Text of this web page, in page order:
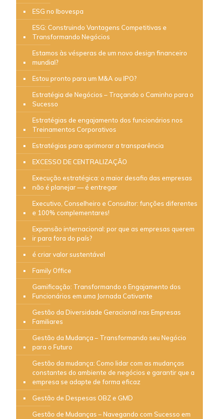
ESG no Ibovespa
ESG: Construindo Vantagens Competitivas e
Transformando Negócios
Estamos às vésperas de um novo design financeiro
mundial?
Estou pronto para um M&A ou IPO?
Estratégia de Negócios – Traçando o Caminho para o
Sucesso
Estratégias de engajamento dos funcionários nos
Treinamentos Corporativos
Estratégias para aprimorar a transparência
EXCESSO DE CENTRALIZAÇÃO
Execução estratégica: o maior desafio das empresas
não é planejar — é entregar
Executivo, Conselheiro e Consultor: funções diferentes
e 100% complementares!
Expansão internacional: por que as empresas querem
ir para fora do país?
é criar valor sustentável
Family Office
Gamificação: Transformando o Engajamento dos
Funcionários em uma Jornada Cativante
Gestão da Diversidade Geracional nas Empresas
Familiares
Gestão da Mudança – Transformando seu Negócio
para o Futuro
Gestão da mudança: Como lidar com as mudanças
constantes do ambiente de negócios e garantir que a
empresa se adapte de forma eficaz
Gestão de Despesas OBZ e GMD
Gestão de Mudanças – Navegando com Sucesso em